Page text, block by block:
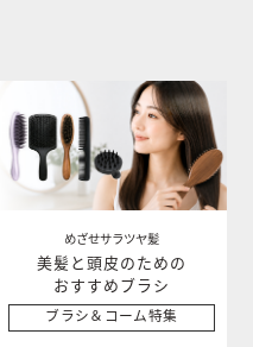
めざせサラツヤ髪
美髪と頭皮のための
おすすめブラシ
ブラシ＆コーム特集